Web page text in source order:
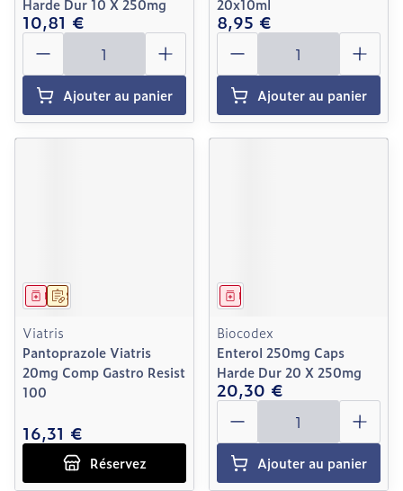
Harde Dur 10 X 250mg
10,81 €
Quantité
Ajouter au panier
20x10ml
8,95 €
Quantité
Ajouter au panier
Sur prescription
Médicament
Viatris
Pantoprazole Viatris
20mg Comp Gastro Resist
100
16,31 €
Réservez
Médicament
Biocodex
Enterol 250mg Caps
Harde Dur 20 X 250mg
20,30 €
Quantité
Ajouter au panier